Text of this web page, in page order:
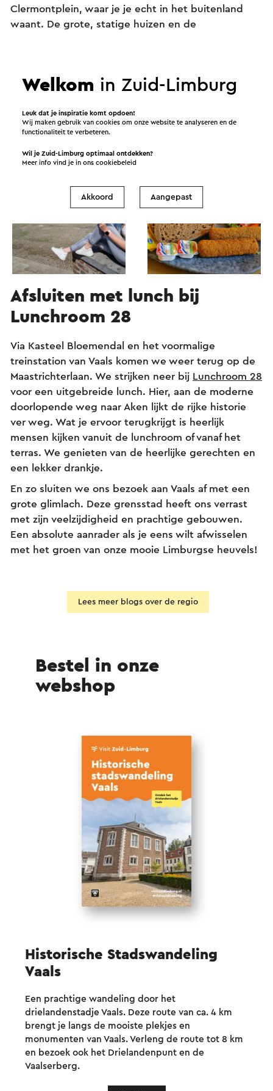
Clermontplein, waar je je echt in het buitenland
waant. De grote, statige huizen en de
op de trappen. Het grote Von Clermonthuis is
zo ontmoeten heden en verleden elkaar hier.
Afsluiten met lunch bij
Lunchroom 28
Via Kasteel Bloemendal en het voormalige
treinstation van Vaals komen we weer terug op de
Maastrichterlaan. We strijken neer bij Lunchroom 28
voor een uitgebreide lunch. Hier, aan de moderne
doorlopende weg naar Aken lijkt de rijke historie
ver weg. Wat je ervoor terugkrijgt is heerlijk
mensen kijken vanuit de lunchroom of vanaf het
terras. We genieten van de heerlijke gerechten en
een lekker drankje.
En zo sluiten we ons bezoek aan Vaals af met een
grote glimlach. Deze grensstad heeft ons verrast
met zijn veelzijdigheid en prachtige gebouwen.
Een absolute aanrader als je eens wilt afwisselen
met het groen van onze mooie Limburgse heuvels!
Lees meer blogs over de regio
Bestel in onze
webshop
Historische Stadswandeling
Vaals
Een prachtige wandeling door het
drielandenstadje Vaals. Deze route van ca. 4 km
brengt je langs de mooiste plekjes en
monumenten van Vaals. Verleng de route tot 8 km
en bezoek ook het Drielandenpunt en de
Vaalserberg.
Welkom in Zuid-Limburg
Leuk dat je inspiratie komt opdoen!
Wij maken gebruik van cookies om onze website te analyseren en de
functionaliteit te verbeteren.
Wil je Zuid-Limburg optimaal ontdekken?
Meer info vind je in onscookiebeleid
Akkoord Aangepast